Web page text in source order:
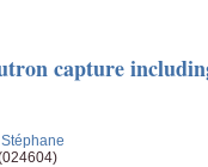
capture